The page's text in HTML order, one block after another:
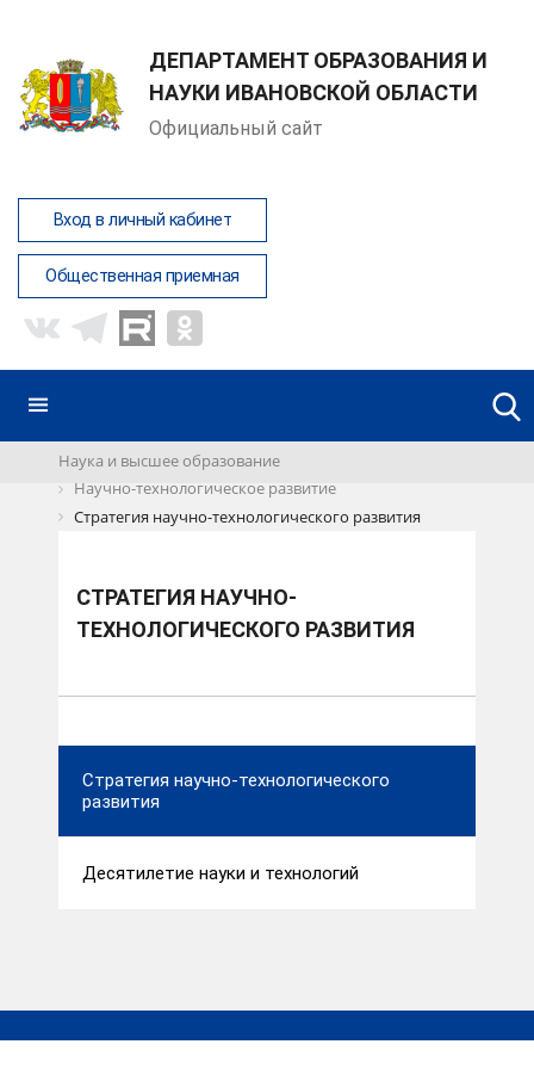
ДЕПАРТАМЕНТ ОБРАЗОВАНИЯ И
НАУКИ ИВАНОВСКОЙ ОБЛАСТИ
Официальный сайт
Вход в личный кабинет
Общественная приемная
Наука и высшее образование
Научно-технологическое развитие
Стратегия научно-технологического развития
СТРАТЕГИЯ НАУЧНО-
ТЕХНОЛОГИЧЕСКОГО РАЗВИТИЯ
Стратегия научно-технологического
развития
Десятилетие науки и технологий